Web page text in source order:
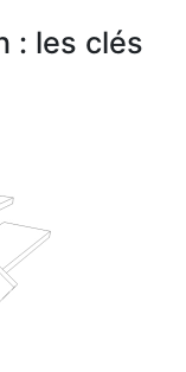
: les clés